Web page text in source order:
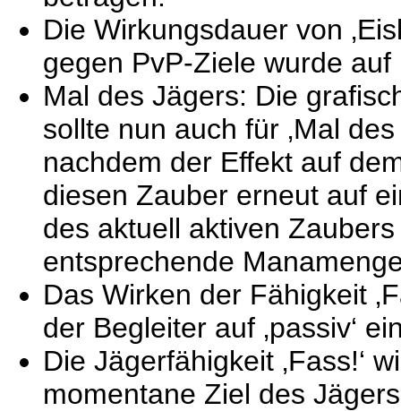
Die Wirkungsdauer von
gegen PvP-Ziele wurde
Mal des Jägers: Die
sollte nun auch für ‚Mal
nachdem der Effekt auf
diesen Zauber erneut auf
des aktuell aktiven
entsprechende
Das Wirken der Fähigkeit
der Begleiter auf ‚passiv‘
Die Jägerfähigkeit ‚Fass!‘
momentane Ziel des